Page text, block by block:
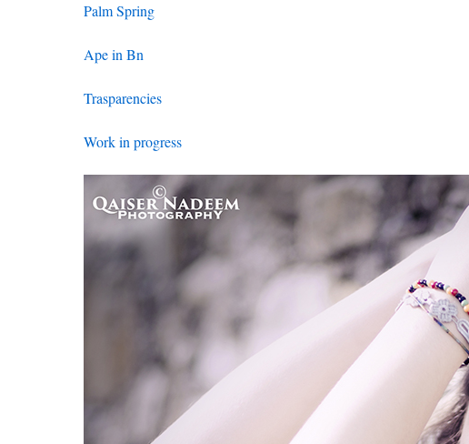
Palm Spring
Ape in Bn
Trasparencies
Work in progress